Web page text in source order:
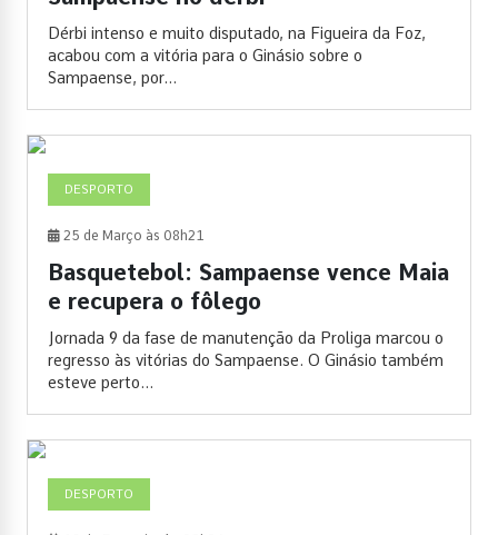
Dérbi intenso e muito disputado, na Figueira da Foz,
acabou com a vitória para o Ginásio sobre o
Sampaense, por...
DESPORTO
25 de Março às 08h21
Basquetebol: Sampaense vence Maia
e recupera o fôlego
Jornada 9 da fase de manutenção da Proliga marcou o
regresso às vitórias do Sampaense. O Ginásio também
esteve perto...
DESPORTO